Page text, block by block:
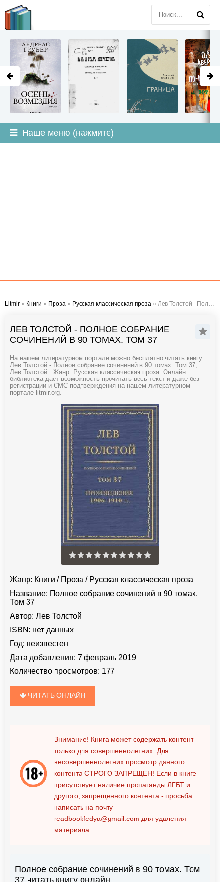
Наше меню (нажмите)
Litmir » Книги » Проза » Русская классическая проза » Лев Толстой - Полное собрание сочинений в 90 томах. Том 37
ЛЕВ ТОЛСТОЙ - ПОЛНОЕ СОБРАНИЕ
СОЧИНЕНИЙ В 90 ТОМАХ. ТОМ 37
На нашем литературном портале можно бесплатно читать книгу
Лев Толстой - Полное собрание сочинений в 90 томах. Том 37,
Лев Толстой . Жанр: Русская классическая проза. Онлайн
библиотека дает возможность прочитать весь текст и даже без
регистрации и СМС подтверждения на нашем литературном
портале litmir.org.
Жанр: Книги / Проза / Русская классическая проза
Название: Полное собрание сочинений в 90 томах.
Том 37
Автор: Лев Толстой
ISBN: нет данных
Год: неизвестен
Дата добавления: 7 февраль 2019
Количество просмотров: 177
ЧИТАТЬ ОНЛАЙН
Внимание! Книга может содержать контент
только для совершеннолетних. Для
несовершеннолетних просмотр данного
контента СТРОГО ЗАПРЕЩЕН! Если в книге
присутствует наличие пропаганды ЛГБТ и
другого, запрещенного контента - просьба
написать на почту
readbookfedya@gmail.com для удаления
материала
Полное собрание сочинений в 90 томах. Том
37 читать книгу онлайн
LITMIR.ORG